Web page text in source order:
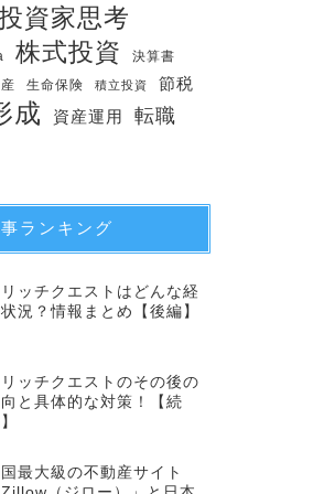
資家思考
株式投資 決算書
生命保険 積立投資 節税
成 資産運用 転職
ランキング
ッチクエストはどんな経
況？情報まとめ【後編】
ッチクエストのその後の
と具体的な対策！【続
最大級の不動産サイト